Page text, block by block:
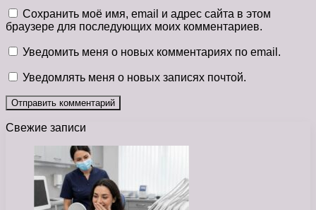
Сохранить моё имя, email и адрес сайта в этом
браузере для последующих моих комментариев.
Уведомить меня о новых комментариях по email.
Уведомлять меня о новых записях почтой.
Свежие записи